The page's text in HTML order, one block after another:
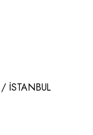
İSTANBUL